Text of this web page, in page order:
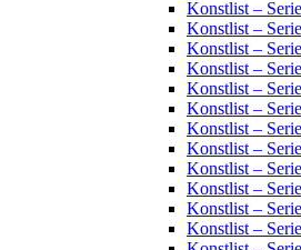
Konstlist –
Konstlist –
Konstlist –
Konstlist –
Konstlist –
Konstlist –
Konstlist –
Konstlist –
Konstlist –
Konstlist –
Konstlist –
Konstlist –